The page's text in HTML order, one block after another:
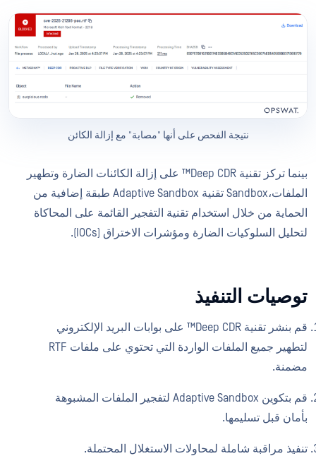
نتيجة الفحص على أنها "مصابة" مع إزالة الكائن
بينما تركز تقنية Deep CDR™ على إزالة الكائنات الضارة وتطهير
الملفات،Sandbox تقنية Adaptive Sandbox طبقة إضافية من
الحماية من خلال استخدام تقنية التفجير القائمة على المحاكاة
لتحليل السلوكيات الضارة ومؤشرات الاختراق (IOCs).
توصيات التنفيذ
قم بنشر تقنية Deep CDR™ على بوابات البريد الإلكتروني
لتطهير جميع الملفات الواردة التي تحتوي على ملفات RTF
مضمنة.
قم بتكوين Adaptive Sandbox لتفجير الملفات المشبوهة
بأمان قبل تسليمها.
تنفيذ مراقبة شاملة لمحاولات الاستغلال المحتملة.